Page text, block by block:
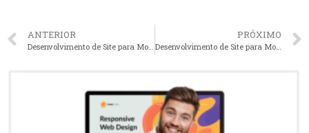
ANTERIOR
Desenvolvimento de Site para Moteis em Vitória – ES faça seu orçamento
PRÓXIMO
Desenvolvimento de Site para Moteis em São Carlos – SP faça seu orçamento